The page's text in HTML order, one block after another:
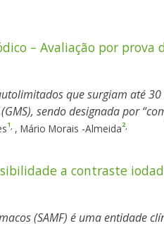
– Avaliação por prova
que surgiam até
sendo designada por
1, , Mário Morais -Almeida2,
a contraste
(SAMF) é uma entidade